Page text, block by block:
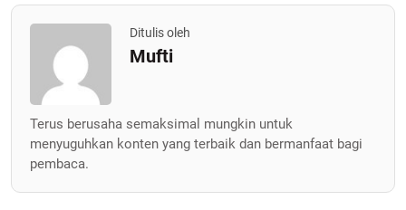
Ditulis oleh
Mufti
Terus berusaha semaksimal mungkin untuk
menyuguhkan konten yang terbaik dan bermanfaat bagi
pembaca.